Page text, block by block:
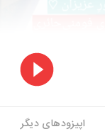
اپیزودهای دیگر